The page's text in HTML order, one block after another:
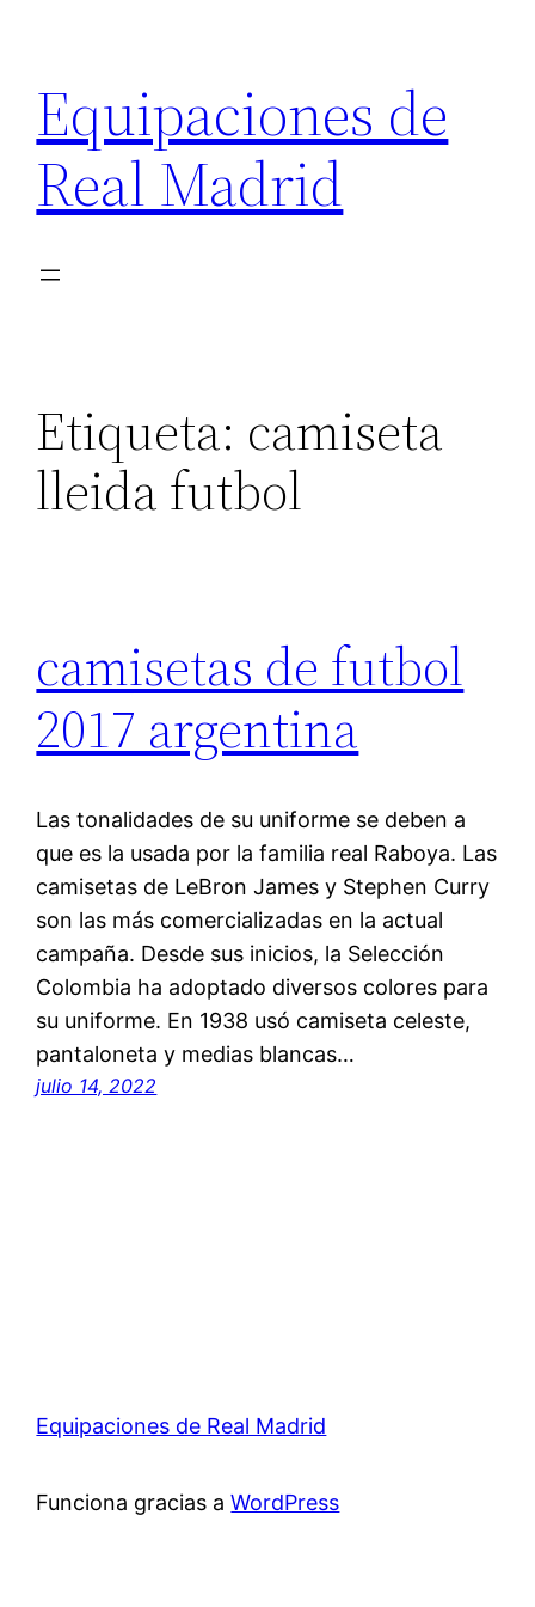
contenido
Equipaciones de
Real Madrid
Etiqueta: camiseta
lleida futbol
camisetas de futbol
2017 argentina
Las tonalidades de su uniforme se deben a
que es la usada por la familia real Raboya. Las
camisetas de LeBron James y Stephen Curry
son las más comercializadas en la actual
campaña. Desde sus inicios, la Selección
Colombia ha adoptado diversos colores para
su uniforme. En 1938 usó camiseta celeste,
pantaloneta y medias blancas…
julio 14, 2022
Equipaciones de Real Madrid
Funciona gracias aWordPress